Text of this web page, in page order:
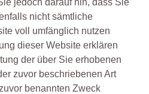
jedoch darauf hin, dass Sie
nicht sämtliche
voll umfänglich nutzen
dieser Website erklären
der über Sie erhobenen
zuvor beschriebenen Art
benannten Zweck